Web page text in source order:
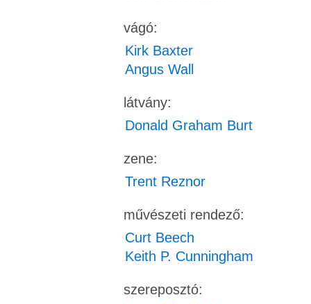
vágó:
Kirk Baxter
Angus Wall
látvány:
Donald Graham Burt
zene:
Trent Reznor
művészeti rendező:
Curt Beech
Keith P. Cunningham
szereposztó: